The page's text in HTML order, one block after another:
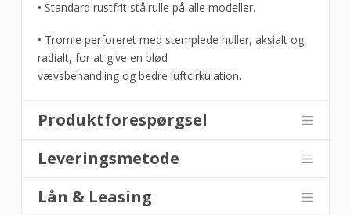
• Standard rustfrit stålrulle på alle modeller.
• Tromle perforeret med stemplede huller, aksialt og
radialt, for at give en blød
vævsbehandling og bedre luftcirkulation.
Produktforespørgsel
Leveringsmetode
Lån & Leasing